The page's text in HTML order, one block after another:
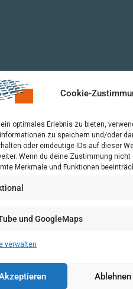
Cookie-
optimales Erlebnis zu bieten,
zu speichern und/oder
oder eindeutige IDs auf dieser
Wenn du deine Zustimmung
Merkmale und Funktionen
und GoogleMaps
verwalten
Ablehnen